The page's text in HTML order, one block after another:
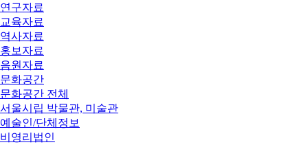
연구자료
교육자료
역사자료
홍보자료
음원자료
문화공간
문화공간 전체
서울시립 박물관, 미술관
예술인/단체정보
비영리법인